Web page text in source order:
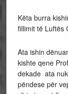
Këta burra
fillimit të Luftës
Ata ishin
kishte qene
dekade ata
pëndese për